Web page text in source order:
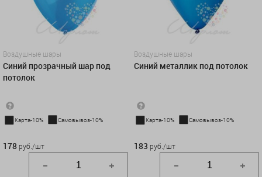
Воздушные шары
Синий прозрачный шар под
потолок
Карта-10% Самовывоз-10%
178 руб./шт
Воздушные шары
Синий металлик под потолок
Карта-10% Самовывоз-10%
183 руб./шт